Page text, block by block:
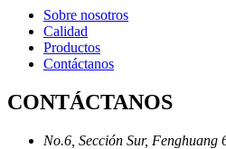
Sobre nosotros
Calidad
Productos
Contáctanos
CONTÁCTANOS
No.6, Sección Sur,